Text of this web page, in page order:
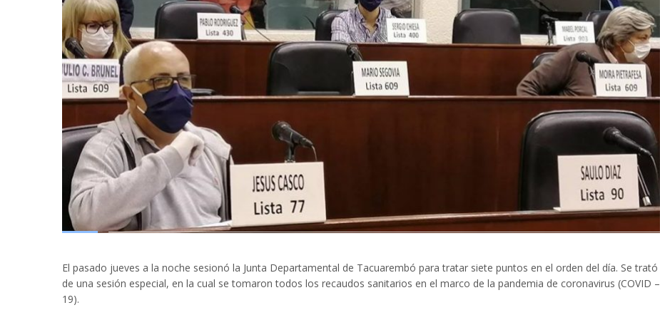
El pasado jueves a la noche sesionó la Junta Departamental de Tacuarembó para tratar siete puntos en el orden del día. Se trató
de una sesión especial, en la cual se tomaron todos los recaudos sanitarios en el marco de la pandemia de coronavirus (COVID –
19).